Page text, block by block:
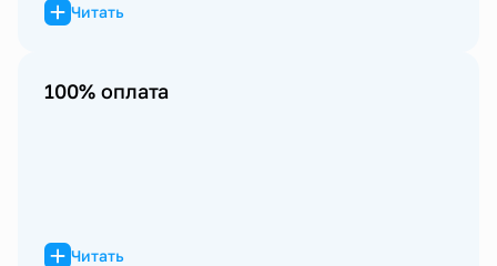
Читать
100% оплата
Читать